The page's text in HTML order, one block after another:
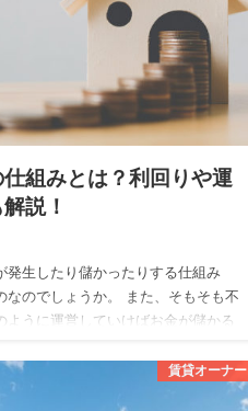
組みとは？利回りや運
説！
発生したり儲かったりする仕組み
なのでしょうか。 また、そもそも不
ように運営していけばお金が儲かる
賃貸オーナー